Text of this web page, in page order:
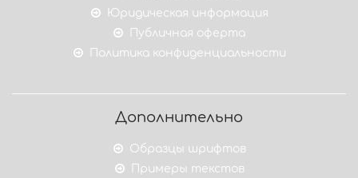
Юридическая информация
Публичная оферта
Политика конфиденциальности
Дополнительно
Образцы шрифтов
Примеры текстов